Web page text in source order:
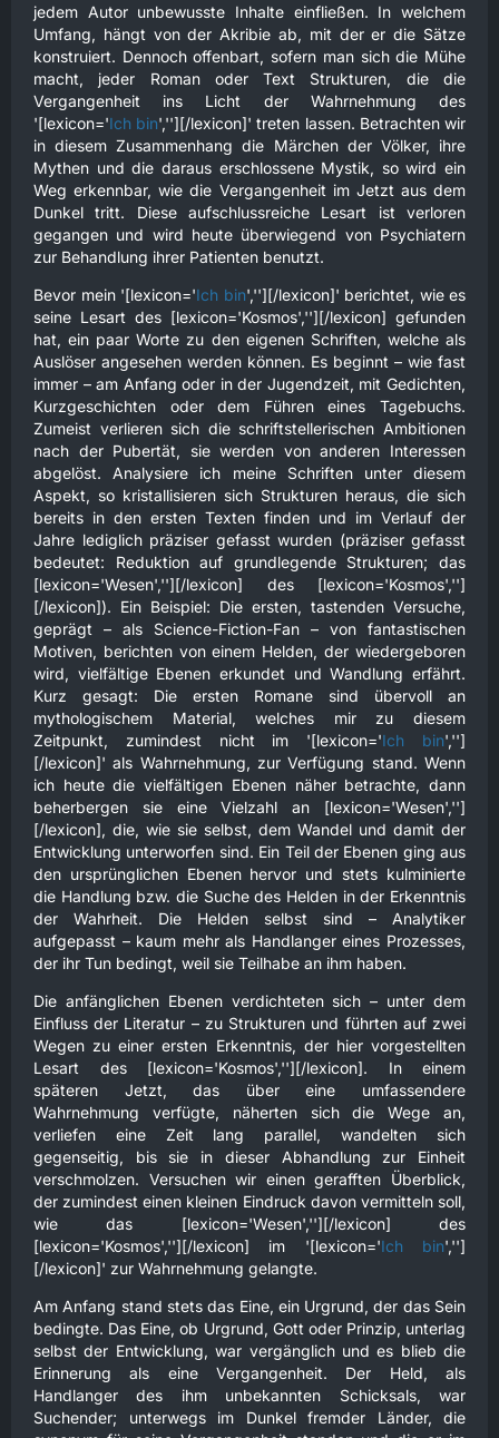
jedem Autor unbewusste Inhalte einfließen. In welchem
Umfang, hängt von der Akribie ab, mit der er die Sätze
konstruiert. Dennoch offenbart, sofern man sich die Mühe
macht, jeder Roman oder Text Strukturen, die die
Vergangenheit ins Licht der Wahrnehmung des
'[lexicon='Ich bin',''][/lexicon]' treten lassen. Betrachten wir
in diesem Zusammenhang die Märchen der Völker, ihre
Mythen und die daraus erschlossene Mystik, so wird ein
Weg erkennbar, wie die Vergangenheit im Jetzt aus dem
Dunkel tritt. Diese aufschlussreiche Lesart ist verloren
gegangen und wird heute überwiegend von Psychiatern
zur Behandlung ihrer Patienten benutzt.
Bevor mein '[lexicon='Ich bin',''][/lexicon]' berichtet, wie es
seine Lesart des [lexicon='Kosmos',''][/lexicon] gefunden
hat, ein paar Worte zu den eigenen Schriften, welche als
Auslöser angesehen werden können. Es beginnt – wie fast
immer – am Anfang oder in der Jugendzeit, mit Gedichten,
Kurzgeschichten oder dem Führen eines Tagebuchs.
Zumeist verlieren sich die schriftstellerischen Ambitionen
nach der Pubertät, sie werden von anderen Interessen
abgelöst. Analysiere ich meine Schriften unter diesem
Aspekt, so kristallisieren sich Strukturen heraus, die sich
bereits in den ersten Texten finden und im Verlauf der
Jahre lediglich präziser gefasst wurden (präziser gefasst
bedeutet: Reduktion auf grundlegende Strukturen; das
[lexicon='Wesen',''][/lexicon] des [lexicon='Kosmos','']
[/lexicon]). Ein Beispiel: Die ersten, tastenden Versuche,
geprägt – als Science-Fiction-Fan – von fantastischen
Motiven, berichten von einem Helden, der wiedergeboren
wird, vielfältige Ebenen erkundet und Wandlung erfährt.
Kurz gesagt: Die ersten Romane sind übervoll an
mythologischem Material, welches mir zu diesem
Zeitpunkt, zumindest nicht im '[lexicon='Ich bin','']
[/lexicon]' als Wahrnehmung, zur Verfügung stand. Wenn
ich heute die vielfältigen Ebenen näher betrachte, dann
beherbergen sie eine Vielzahl an [lexicon='Wesen','']
[/lexicon], die, wie sie selbst, dem Wandel und damit der
Entwicklung unterworfen sind. Ein Teil der Ebenen ging aus
den ursprünglichen Ebenen hervor und stets kulminierte
die Handlung bzw. die Suche des Helden in der Erkenntnis
der Wahrheit. Die Helden selbst sind – Analytiker
aufgepasst – kaum mehr als Handlanger eines Prozesses,
der ihr Tun bedingt, weil sie Teilhabe an ihm haben.
Die anfänglichen Ebenen verdichteten sich – unter dem
Einfluss der Literatur – zu Strukturen und führten auf zwei
Wegen zu einer ersten Erkenntnis, der hier vorgestellten
Lesart des [lexicon='Kosmos',''][/lexicon]. In einem
späteren Jetzt, das über eine umfassendere
Wahrnehmung verfügte, näherten sich die Wege an,
verliefen eine Zeit lang parallel, wandelten sich
gegenseitig, bis sie in dieser Abhandlung zur Einheit
verschmolzen. Versuchen wir einen gerafften Überblick,
der zumindest einen kleinen Eindruck davon vermitteln soll,
wie das [lexicon='Wesen',''][/lexicon] des
[lexicon='Kosmos',''][/lexicon] im '[lexicon='Ich bin','']
[/lexicon]' zur Wahrnehmung gelangte.
Am Anfang stand stets das Eine, ein Urgrund, der das Sein
bedingte. Das Eine, ob Urgrund, Gott oder Prinzip, unterlag
selbst der Entwicklung, war vergänglich und es blieb die
Erinnerung als eine Vergangenheit. Der Held, als
Handlanger des ihm unbekannten Schicksals, war
Suchender; unterwegs im Dunkel fremder Länder, die